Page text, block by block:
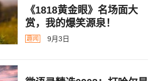
《1818黄金眼》名场面大
赏，我的爆笑源泉！
趣闻 9月3日